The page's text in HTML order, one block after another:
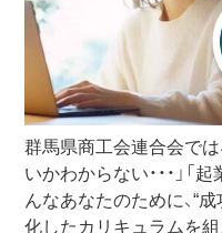
群馬県商工会連合会では
いかわからない・・・」「
んなあなたのために、“
化したカリキュラムを